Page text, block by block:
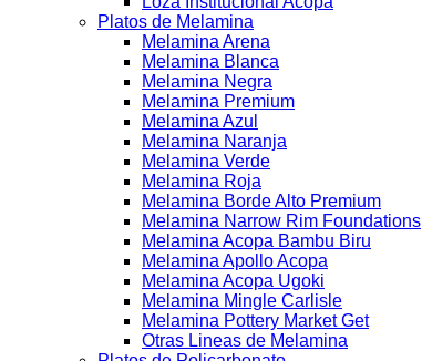
Platos de Melamina
Melamina Arena
Melamina Blanca
Melamina Negra
Melamina Premium
Melamina Azul
Melamina Naranja
Melamina Verde
Melamina Roja
Melamina Borde Alto Premium
Melamina Narrow Rim Foundations
Melamina Acopa Bambu Biru
Melamina Apollo Acopa
Melamina Acopa Ugoki
Melamina Mingle Carlisle
Melamina Pottery Market Get
Otras Lineas de Melamina